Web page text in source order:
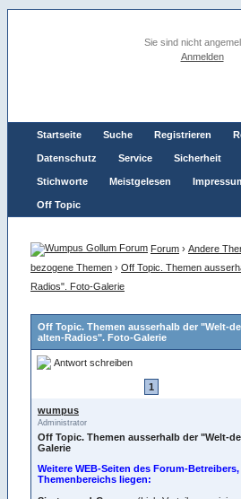
Sie sind nicht
Anmelden
Startseite Suche Registrieren
Datenschutz Service Sicherheit
Stichworte Meistgelesen
Off Topic
Forum › Andere
bezogene Themen › Off Topic. Themen
Radios". Foto-Galerie
Off Topic. Themen ausserhalb der "Welt-
alten-Radios". Foto-Galerie
Antwort schreiben
1
wumpus
Administrator
Off Topic. Themen ausserhalb der "Welt-
Galerie
Weitere WEB-Seiten des Forum-
Themenbereichs liegen: